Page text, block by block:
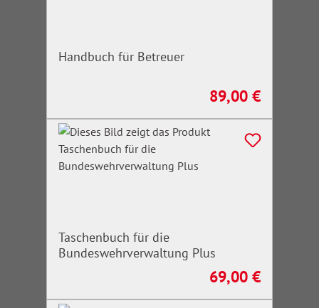
Handbuch für Betreuer
Regulärer Preis:
89,00 €
Taschenbuch für die
Bundeswehrverwaltung Plus
Regulärer Preis:
69,00 €